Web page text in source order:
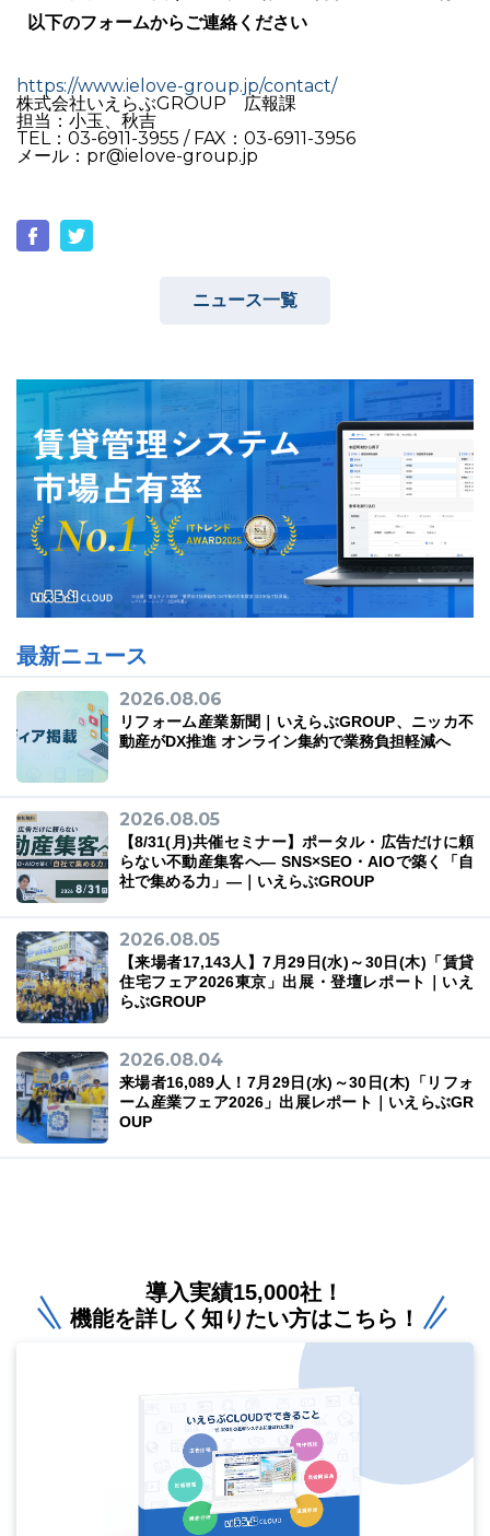
以下のフォームからご連絡ください
https://www.ielove-group.jp/contact/
株式会社いえらぶGROUP 広報課
担当：小玉、秋吉
TEL：03-6911-3955 / FAX：03-6911-3956
メール：pr@ielove-group.jp
ニュース一覧
最新ニュース
2026.08.06
リフォーム産業新聞｜いえらぶGROUP、ニッカ不
動産がDX推進 オンライン集約で業務負担軽減へ
2026.08.05
【8/31(月)共催セミナー】ポータル・広告だけに頼
らない不動産集客へ― SNS×SEO・AIOで築く「自
社で集める力」―｜いえらぶGROUP
2026.08.05
【来場者17,143人】7月29日(水)～30日(木)「賃貸
住宅フェア2026東京」出展・登壇レポート｜いえ
らぶGROUP
2026.08.04
来場者16,089人！7月29日(水)～30日(木)「リフォ
ーム産業フェア2026」出展レポート｜いえらぶGR
OUP
導入実績15,000社！
機能を詳しく知りたい方はこちら！